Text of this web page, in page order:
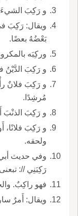
و رَكِبَ الشيءَ،
ويقال: رَكِبَ
بَعْضُهُ بعضًا.
وركِبَه
و رَكِبَ الدَّيْنُ
و رَكِبَ فلانٌ
مُرشِدًا.
و رَكِبَ الذنْبَ
و رَكِبَ فلانًا،
ولحقه.
وفي حديث
رَكِبَنِي //:
فهو راكِبٌ.
ويقال: أَمرٌ